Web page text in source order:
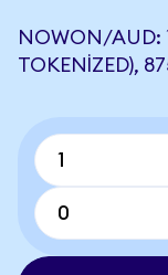
NOWON/AUD:
TOKENIZED),